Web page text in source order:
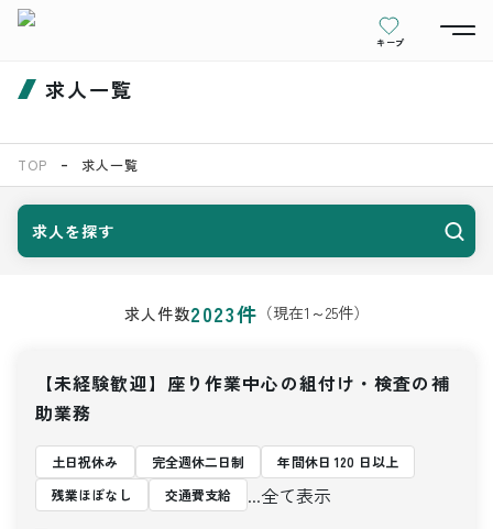
キープ
求人一覧
TOP 求人一覧
求人を探す
求人件数2023件 （現在1 ～25件）
【未経験歓迎】座り作業中心の組付け・検査の補
助業務
土日祝休み 完全週休二日制
年間休日 120 日以上
残業ほぼなし
交通費支給 ...全て表示